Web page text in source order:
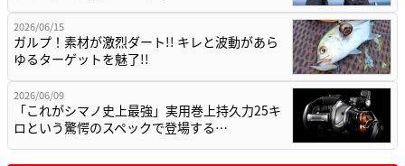
2026/06/15
ガルプ！素材が激烈ダート!! キレと波動があら
ゆるターゲットを魅了!!
2026/06/09
「これがシマノ史上最強」実用巻上持久力25キ
ロという驚愕のスペックで登場する…